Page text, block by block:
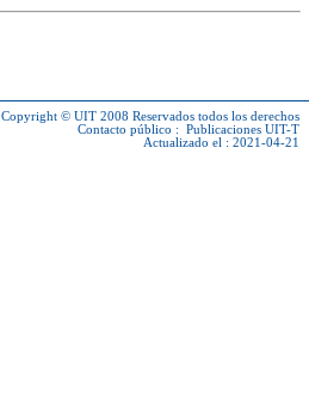
Copyright © UIT 2008 Reservados todos los derechos
Contacto público : Publicaciones UIT-T
Actualizado el : 2021-04-21